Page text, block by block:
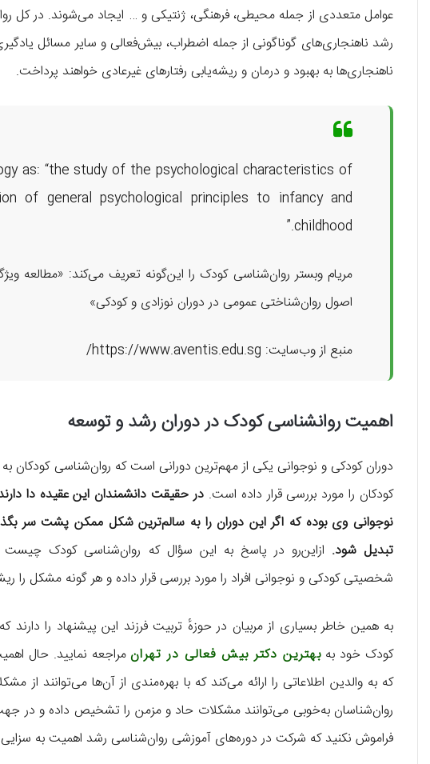
عوامل متعددی از جمله محیطی، فرهنگی، ژنتیکی و … ایجاد می‌شوند. در کل
رشد ناهنجاری‌های گوناگونی از جمله اضطراب، بیش‌فعالی و سایر مسائل
ناهنجاری‌ها به بهبود و درمان و ریشه‌یابی رفتارهای غیرعادی خواهند پرداخت.
as: “the study of the psychological characteristics of
of general psychological principles to infancy and
childhood.”
مریام وبستر روان‌شناسی کودک را این‌گونه تعریف می‌کند: «مطالعه
اصول روان‌شناختی عمومی در دوران نوزادی و کودکی»
منبع از وب‌سایت: https://www.aventis.edu.sg/
اهمیت روانشناسی کودک در دوران رشد و توسعه
دوران کودکی و نوجوانی یکی از مهم‌ترین دورانی است که روان‌شناسی کودکان
کودکان را مورد بررسی قرار داده است.در حقیقت دانشمندان این عقیده دا
نوجوانی وی بوده که اگر این دوران را به سالم‌ترین شکل ممکن پشت سر
تبدیل شود. ازاین‌رو در پاسخ به این سؤال که روان‌شناسی کودک چیست
شخصیتی کودکی و نوجوانی افراد را مورد بررسی قرار داده و هر گونه مشکل را
به همین خاطر بسیاری از مربیان در حوزهٔ تربیت فرزند این پیشنهاد را
کودک خود بهبهترین دکتر بیش‌ فعالی در تهرانمراجعه نمایید. حال
که به والدین اطلاعاتی را ارائه می‌کند که با بهره‌مندی از آن‌ها می‌توانند از
روان‌شناسان به‌خوبی می‌توانند مشکلات حاد و مزمن را تشخیص داده و در جهت
فراموش نکنید که شرکت در دوره‌های آموزشی روان‌شناسی رشد اهمیت به